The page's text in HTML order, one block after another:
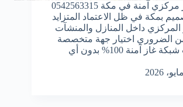
تركيب شبكة غاز مركزي آمنة في مكة 0542563315
بمكة في ظل الاعتماد المتزايد
المركزي داخل المنازل والمنشآت
الضروري اختيار جهة متخصصة
تضمن لك تركيب شبكة غاز آمنة 100% بدون أي